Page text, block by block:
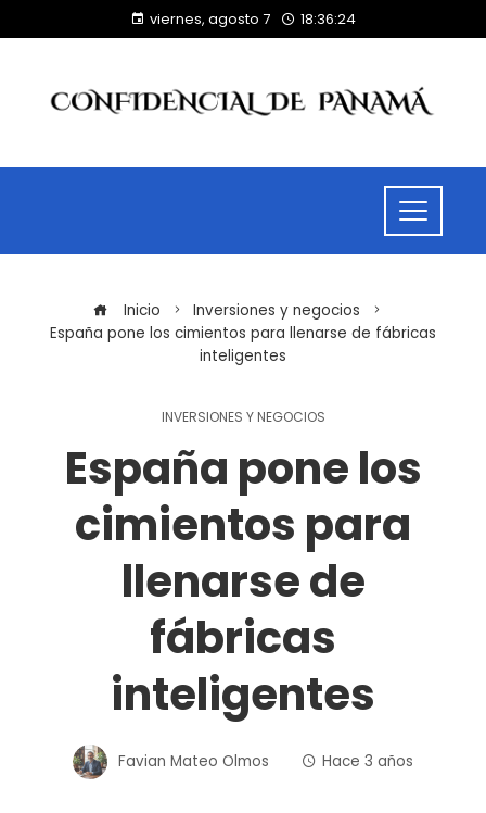
viernes, agosto 7 18:36:25
Inicio
Inversiones y negocios
España pone los cimientos para llenarse de fábricas
inteligentes
INVERSIONES Y NEGOCIOS
España pone los
cimientos para
llenarse de
fábricas
inteligentes
Favian Mateo Olmos Hace 3 años